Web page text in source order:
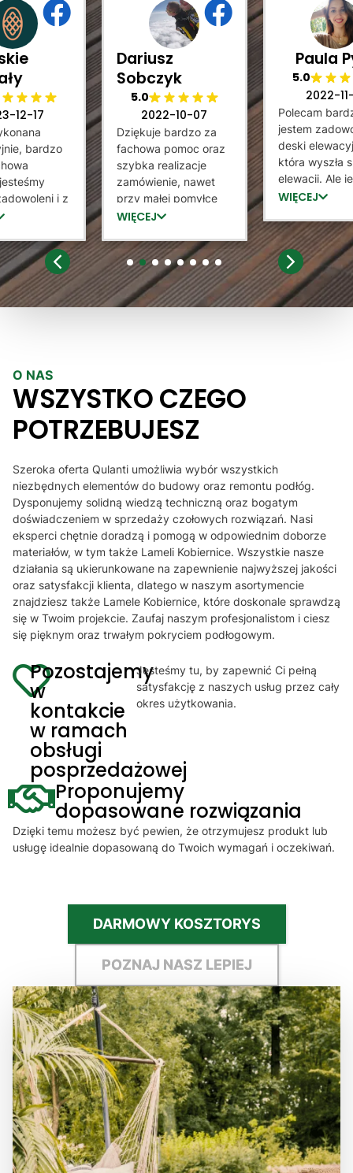
12-17
bardzo
i z
Góralskie
Dariusz
Sobczyk
5.0
2022-10-07
Dziękuje bardzo za
fachowa pomoc oraz
szybka realizacje
zamówienie, nawet
przy małej pomyłce
sprzedający staną na
dokonał wymiany.
Lamele dobrej jakości,
serdecznie polecam :)
WIĘCEJ
Paula
5.0
2022-
Polecam
jestem
deski
która wyszła
elewacji. Ale
tez bardzo
który potrafił
jak
służył
zainteresował
Wysyłka
ekspresowo.
WIĘCEJ
1 2 3 4 5 6 7 8
O NAS
WSZYSTKO CZEGO
POTRZEBUJESZ
Szeroka oferta Qulanti umożliwia wybór wszystkich
niezbędnych elementów do budowy oraz remontu podłóg.
Dysponujemy solidną wiedzą techniczną oraz bogatym
doświadczeniem w sprzedaży czołowych rozwiązań. Nasi
eksperci chętnie doradzą i pomogą w odpowiednim doborze
materiałów, w tym także Lameli Kobiernice. Wszystkie nasze
działania są ukierunkowane na zapewnienie najwyższej jakości
oraz satysfakcji klienta, dlatego w naszym asortymencie
znajdziesz także Lamele Kobiernice, które doskonale sprawdzą
się w Twoim projekcie. Zaufaj naszym profesjonalistom i ciesz
się pięknym oraz trwałym pokryciem podłogowym.
Pozostajemy
w
kontakcie
w ramach
obsługi
posprzedażowej
Jesteśmy tu, by zapewnić Ci pełną
satysfakcję z naszych usług przez cały
okres użytkowania.
Proponujemy
dopasowane rozwiązania
Dzięki temu możesz być pewien, że otrzymujesz produkt lub
usługę idealnie dopasowaną do Twoich wymagań i oczekiwań.
DARMOWY KOSZTORYS
POZNAJ NASZ LEPIEJ